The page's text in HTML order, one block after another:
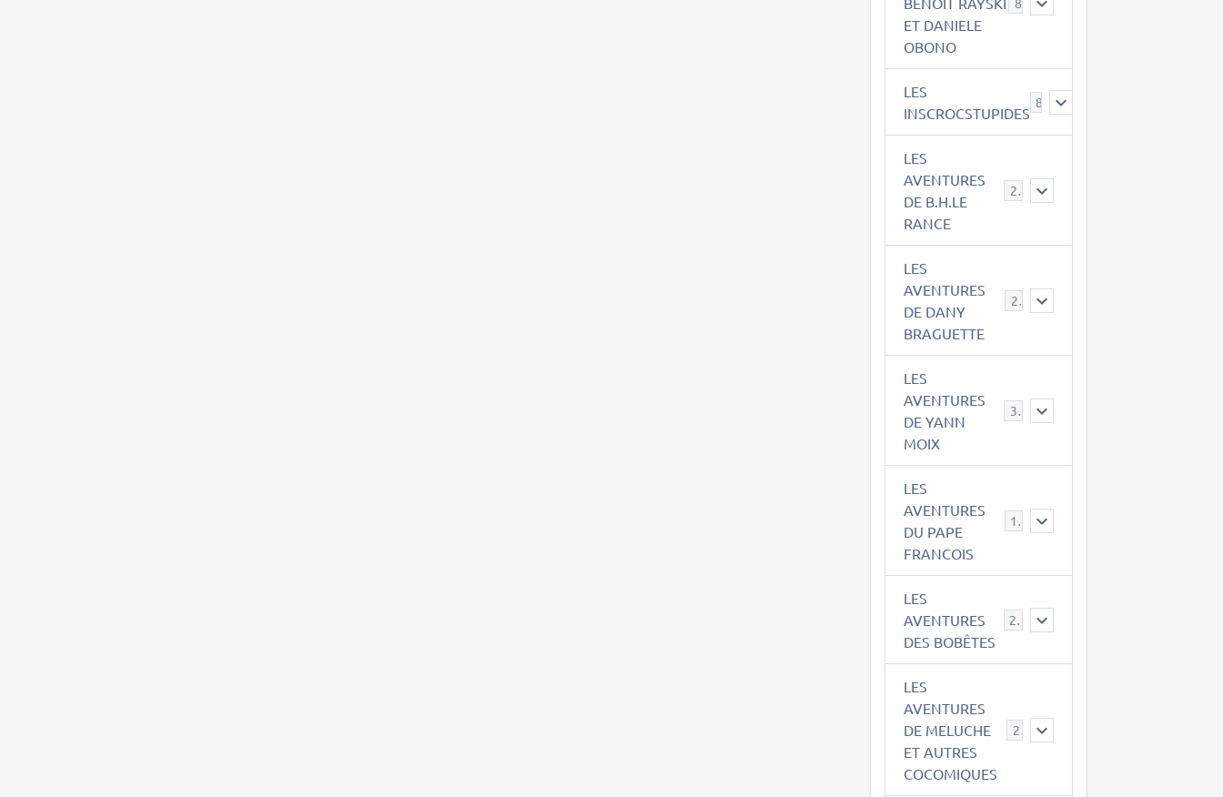
ET DANIELE
OBONO
LES
INSCROCSTUPIDES
8
LES
AVENTURES
DE B.H.LE
RANCE
21
LES
AVENTURES
DE DANY
BRAGUETTE
29
LES
AVENTURES
DE YANN
MOIX
39
LES
AVENTURES
DU PAPE
FRANCOIS
15
LES
AVENTURES
DES BOBÊTES
23
LES
AVENTURES
DE MELUCHE
ET AUTRES
COCOMIQUES
22